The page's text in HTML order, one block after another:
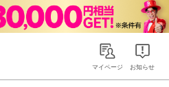
Rakuten RAXYマイページ お知らせ